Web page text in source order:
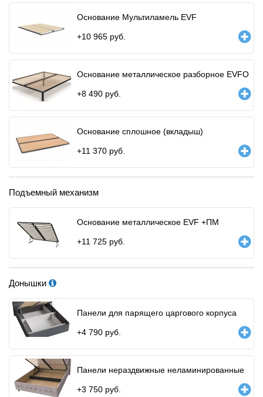
Основание Мультиламель EVF
+10 965 руб.
Основание металлическое разборное EVFO
+8 490 руб.
Основание сплошное (вкладыш)
+11 370 руб.
Подъемный механизм
Основание металлическое EVF +ПМ
+11 725 руб.
Донышки
Панели для парящего царгового корпуса
+4 790 руб.
Панели нераздвижные неламинированные
+3 750 руб.